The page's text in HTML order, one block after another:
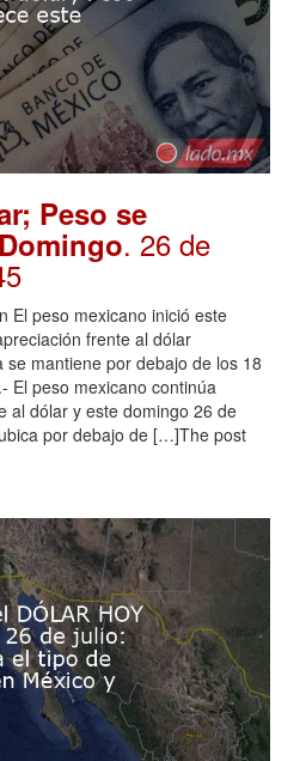
Peso se
. 26 de
El peso mexicano inició este
frente al dólar
mantiene por debajo de los 18
El peso mexicano continúa
al dólar y este domingo 26 de
por debajo de […]The post